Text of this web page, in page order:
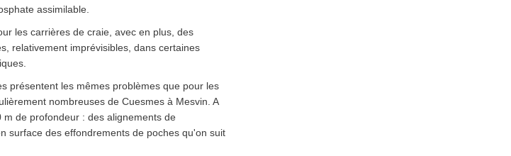
assimilable.
les carrières de craie, avec en plus, des
relativement imprévisibles, dans certaines
présentent les mêmes problèmes que pour les
nombreuses de Cuesmes à Mesvin. A
de profondeur : des alignements de
surface des effondrements de poches qu'on suit